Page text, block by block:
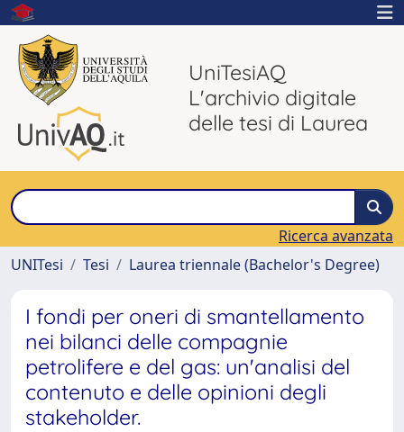
UniTesiAQ
L'archivio digitale
delle tesi di Laurea
Ricerca avanzata
UNITesi
Tesi Laurea triennale (Bachelor's Degree)
I fondi per oneri di smantellamento
nei bilanci delle compagnie
petrolifere e del gas: un'analisi del
contenuto e delle opinioni degli
stakeholder.